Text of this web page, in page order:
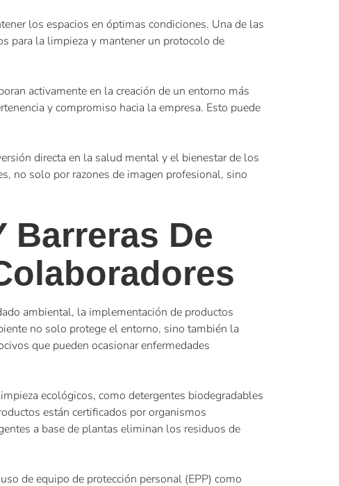
los espacios en óptimas condiciones. Una de las
para la limpieza y mantener un protocolo de
activamente en la creación de un entorno más
y compromiso hacia la empresa. Esto puede
directa en la salud mental y el bienestar de los
no solo por razones de imagen profesional, sino
Barreras De
ambiental, la implementación de productos
no solo protege el entorno, sino también la
que pueden ocasionar enfermedades
ecológicos, como detergentes biodegradables
están certificados por organismos
a base de plantas eliminan los residuos de
de equipo de protección personal (EPP) como